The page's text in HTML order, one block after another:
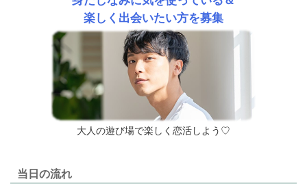
楽しく出会いたい方を募集
大人の遊び場で楽しく恋活しよう♡
当日の流れ